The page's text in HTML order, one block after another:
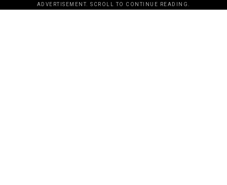
ADVERTISEMENT. SCROLL TO CONTINUE READING.